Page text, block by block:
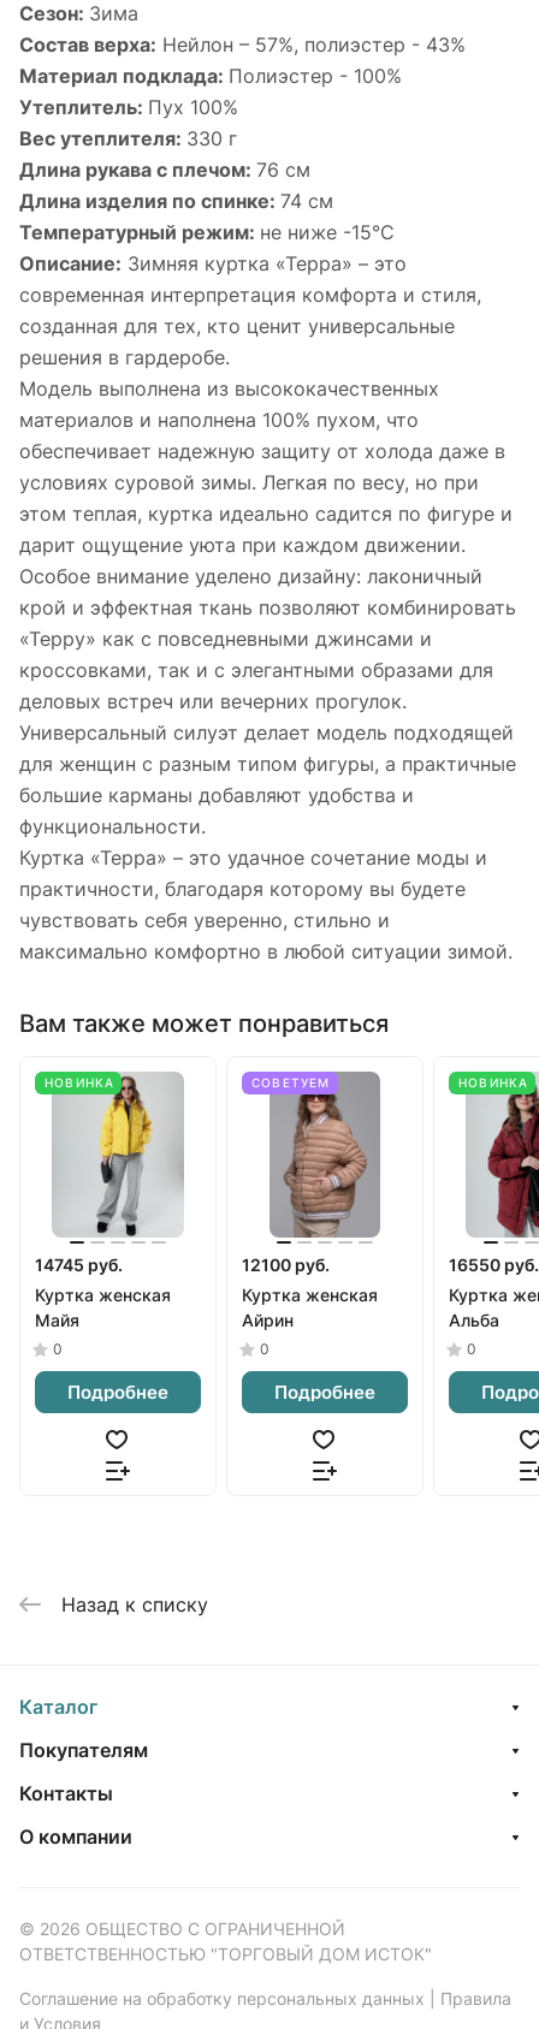
Сезон: Зима
Состав верха: Нейлон – 57%, полиэстер - 43%
Материал подклада: Полиэстер - 100%
Утеплитель: Пух 100%
Вес утеплителя: 330 г
Длина рукава с плечом: 76 см
Длина изделия по спинке: 74 см
Температурный режим: не ниже -15°С
Описание: Зимняя куртка «Терра» – это
современная интерпретация комфорта и стиля,
созданная для тех, кто ценит универсальные
решения в гардеробе.
Модель выполнена из высококачественных
материалов и наполнена 100% пухом, что
обеспечивает надежную защиту от холода даже в
условиях суровой зимы. Легкая по весу, но при
этом теплая, куртка идеально садится по фигуре и
дарит ощущение уюта при каждом движении.
Особое внимание уделено дизайну: лаконичный
крой и эффектная ткань позволяют комбинировать
«Терру» как с повседневными джинсами и
кроссовками, так и с элегантными образами для
деловых встреч или вечерних прогулок.
Универсальный силуэт делает модель подходящей
для женщин с разным типом фигуры, а практичные
большие карманы добавляют удобства и
функциональности.
Куртка «Терра» – это удачное сочетание моды и
практичности, благодаря которому вы будете
чувствовать себя уверенно, стильно и
максимально комфортно в любой ситуации зимой.
Вам также может понравиться
НОВИНКА
14745 руб.
Куртка женская
Майя
0
Подробнее
СОВЕТУЕМ
12100 руб.
Куртка женская
Айрин
0
Подробнее
НОВИНКА
16550 руб.
Куртка
Альба
0
Назад к списку
Каталог
Покупателям
Контакты
О компании
© 2026 ОБЩЕСТВО С ОГРАНИЧЕННОЙ
ОТВЕТСТВЕННОСТЬЮ "ТОРГОВЫЙ ДОМ ИСТОК"
Соглашение на обработку персональных данных
Правила
и Условия